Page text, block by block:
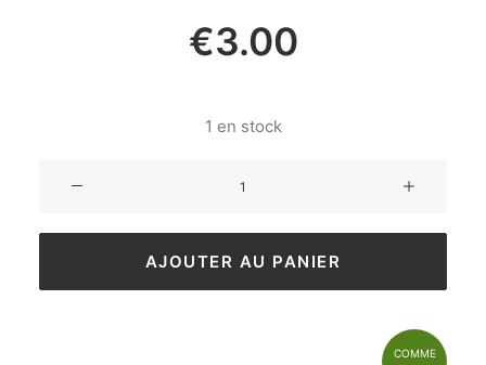
€3.00
1 en stock
AJOUTER AU PANIER
COMME